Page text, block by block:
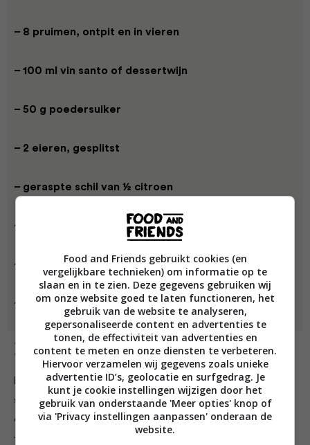
– 8 pruimen, ontpit en in vieren
– 100 ml vin santo of dessertwijn
– 50 g poedersuiker
– 2 eieren, gesplitst
– geraspte schil van ½ citroen
– 1 el vanillesuiker
– 100 g ricotta
– 4 el pruimenjam
Bereiding
Deze eenpersoonsgebakjes zijn niet alleen
superlekker, ook nog eens leuk om te zien. Bak ze op
een zondagmiddag of voor bij een uitgebreide high
tea. Veel bakplezier!
Food and Friends gebruikt cookies (en
vergelijkbare technieken) om informatie op te
slaan en in te zien. Deze gegevens gebruiken wij
om onze website goed te laten functioneren, het
gebruik van de website te analyseren,
gepersonaliseerde content en advertenties te
tonen, de effectiviteit van advertenties en
content te meten en onze diensten te verbeteren.
Hiervoor verzamelen wij gegevens zoals unieke
advertentie ID’s, geolocatie en surfgedrag. Je
kunt je cookie instellingen wijzigen door het
gebruik van onderstaande 'Meer opties' knop of
via 'Privacy instellingen aanpassen' onderaan de
website.